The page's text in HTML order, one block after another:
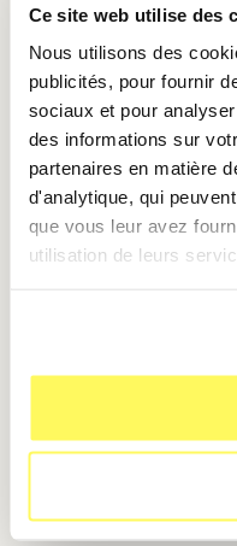
Ce site web utilise des
Nous utilisons des
publicités, pour fournir
sociaux et pour
des informations sur
partenaires en matière
d'analytique, qui
que vous leur avez
utilisation de leurs
Ajout de widgets:
l’écran d’accueil,
sélectionnez et
💡Astuce: Créez une
sur l’écran d’accueil
Faites glisser un
défiler la pile vers le
choix.
Les notifications
Mode Concentration
fonction de votre
Réglages des